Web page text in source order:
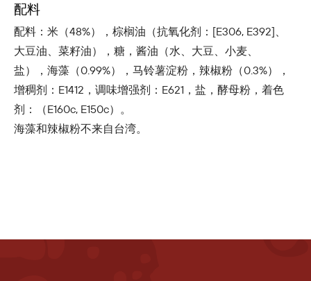
配料
配料：米（48%），棕榈油（抗氧化剂：[E306, E392]、
大豆油、菜籽油），糖，酱油（水、大豆、小麦、
盐），海藻（0.99%），马铃薯淀粉，辣椒粉（0.3%），
增稠剂：E1412，调味增强剂：E621，盐，酵母粉，着色
剂：（E160c, E150c）。
海藻和辣椒粉不来自台湾。